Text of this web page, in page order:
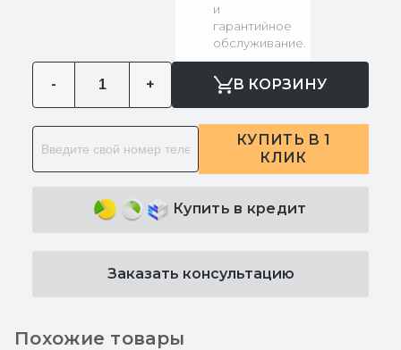
и
гарантийное
обслуживание.
- + В КОРЗИНУ
КУПИТЬ В 1
КЛИК
Купить в кредит
Заказать консультацию
Похожие товары